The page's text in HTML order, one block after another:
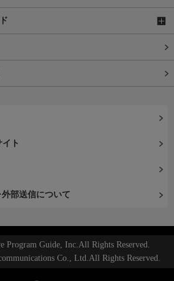
ト
部送信について
Program Guide, Inc.All Rights Reserved.
Co., Ltd.All Rights Reserved.